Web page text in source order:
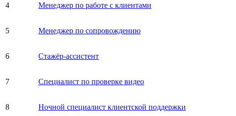
4 Менеджер по работе с клиентами
5 Менеджер по сопровождению
6 Стажёр-ассистент
7 Специалист по проверке видео
8 Ночной специалист клиентской поддержки